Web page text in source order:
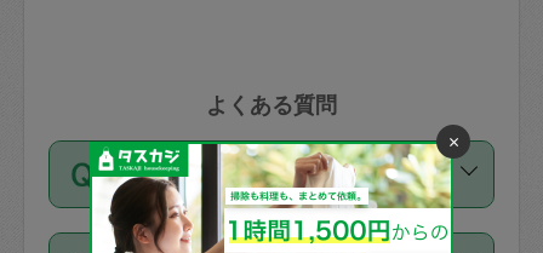
よくある質問
1回あたりの依頼時間は決まっています
か？
依頼1回につき3時間固定です。3時間を
×